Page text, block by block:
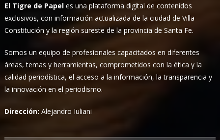
El Tigre de Papel es una plataforma digital de contenidos
exclusivos, con información actualizada de la ciudad de Villa
Constitución y la región sureste de la provincia de Santa Fe.
Somos un equipo de profesionales capacitados en diferentes
áreas, temas y herramientas, comprometidos con la ética y la
calidad periodística, el acceso a la información, la transparencia y
la innovación en el periodismo.
Dirección:Alejandro Iuliani